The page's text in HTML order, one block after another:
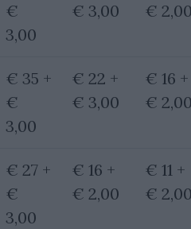
€
3,00
€ 3,00
€
€ 35 +
€
3,00
€ 22 +
€ 3,00
€ 16 +
€
€ 27 +
€
3,00
€ 16 +
€ 2,00
€ 11 +
€